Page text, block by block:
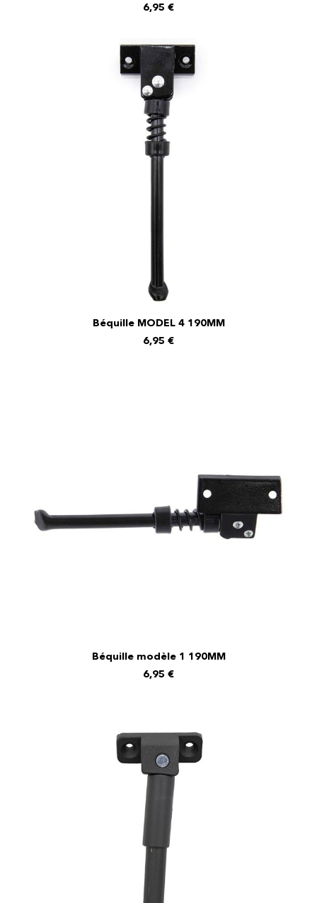
6,95 €
Béquille MODEL 4 190MM
6,95 €
Béquille modèle 1 190MM
6,95 €